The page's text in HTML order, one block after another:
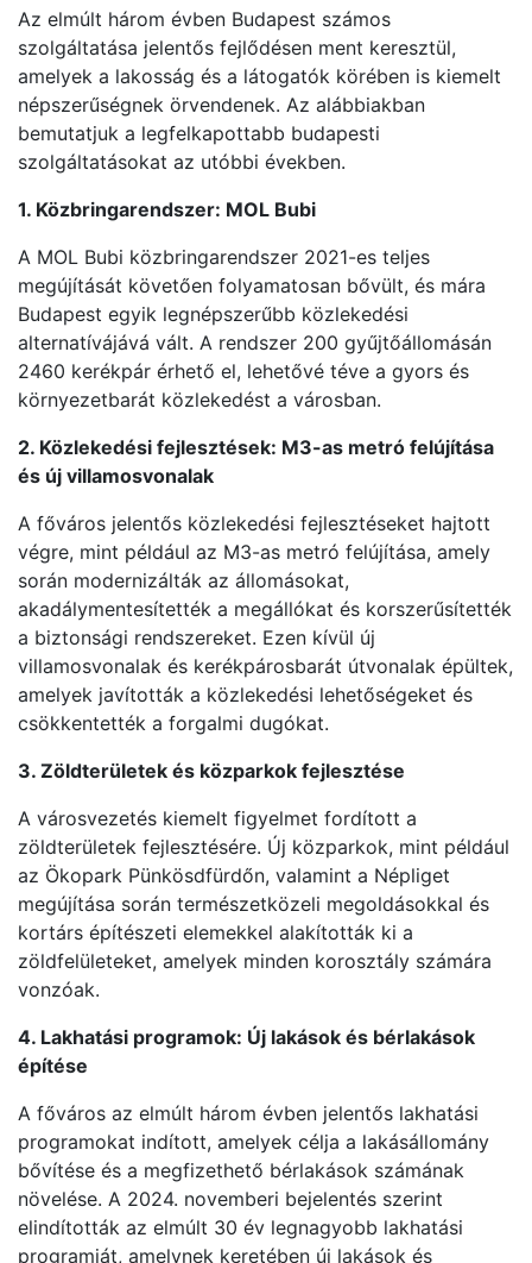
Az elmúlt három évben Budapest számos
szolgáltatása jelentős fejlődésen ment keresztül,
amelyek a lakosság és a látogatók körében is kiemelt
népszerűségnek örvendenek. Az alábbiakban
bemutatjuk a legfelkapottabb budapesti
szolgáltatásokat az utóbbi években.
1. Közbringarendszer: MOL Bubi
A MOL Bubi közbringarendszer 2021-es teljes
megújítását követően folyamatosan bővült, és mára
Budapest egyik legnépszerűbb közlekedési
alternatívájává vált. A rendszer 200 gyűjtőállomásán
2460 kerékpár érhető el, lehetővé téve a gyors és
környezetbarát közlekedést a városban.
2. Közlekedési fejlesztések: M3-as metró felújítása
és új villamosvonalak
A főváros jelentős közlekedési fejlesztéseket hajtott
végre, mint például az M3-as metró felújítása, amely
során modernizálták az állomásokat,
akadálymentesítették a megállókat és korszerűsítették
a biztonsági rendszereket. Ezen kívül új
villamosvonalak és kerékpárosbarát útvonalak épültek,
amelyek javították a közlekedési lehetőségeket és
csökkentették a forgalmi dugókat.
3. Zöldterületek és közparkok fejlesztése
A városvezetés kiemelt figyelmet fordított a
zöldterületek fejlesztésére. Új közparkok, mint például
az Ökopark Pünkösdfürdőn, valamint a Népliget
megújítása során természetközeli megoldásokkal és
kortárs építészeti elemekkel alakították ki a
zöldfelületeket, amelyek minden korosztály számára
vonzóak.
4. Lakhatási programok: Új lakások és bérlakások
építése
A főváros az elmúlt három évben jelentős lakhatási
programokat indított, amelyek célja a lakásállomány
bővítése és a megfizethető bérlakások számának
növelése. A 2024. novemberi bejelentés szerint
elindították az elmúlt 30 év legnagyobb lakhatási
programját, amelynek keretében új lakások és